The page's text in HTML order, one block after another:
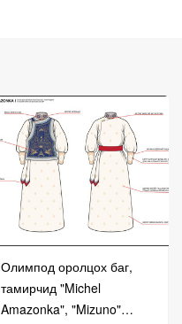
Олимпод оролцох баг,
тамирчид "Michel
Amazonka", "Mizuno"